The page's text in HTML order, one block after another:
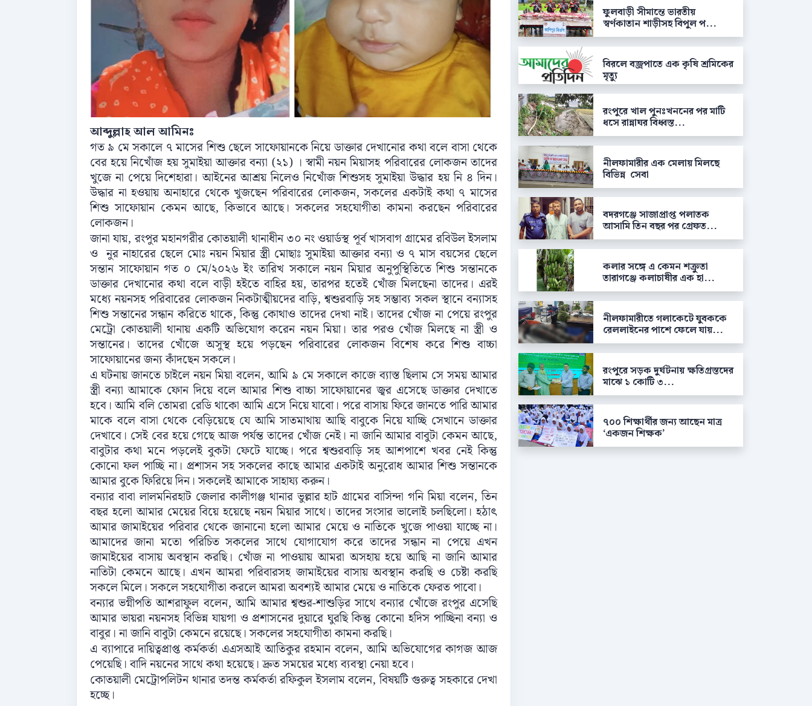
আব্দুল্লাহ আল আমিনঃ
গত ৯ মে সকালে ৭ মাসের শিশু ছেলে সাফোয়ানকে নিয়ে ডাক্তার দেখানোর কথা বলে বাসা থেকে
বের হয়ে নিখোঁজ হয় সুমাইয়া আক্তার বন্যা (২১) । স্বামী নয়ন মিয়াসহ পরিবারের লোকজন তাদের
খুজে না পেয়ে দিশেহারা। আইনের আশ্রয় নিলেও নিখোঁজ শিশুসহ সুমাইয়া উদ্ধার হয় নি ৪ দিন।
উদ্ধার না হওয়ায় অনাহারে থেকে খুজছেন পরিবারের লোকজন, সকলের একটাই কথা ৭ মাসের
শিশু সাফোয়ান কেমন আছে, কিভাবে আছে। সকলের সহযোগীতা কামনা করছেন পরিবারের
লোকজন।
জানা যায়, রংপুর মহানগরীর কোতয়ালী থানাধীন ৩০ নং ওয়ার্ডস্থ পূর্ব খাসবাগ গ্রামের রবিউল ইসলাম
ও নুর নাহারের ছেলে মোঃ নয়ন মিয়ার স্ত্রী মোছাঃ সুমাইয়া আক্তার বন্যা ও ৭ মাস বয়সের ছেলে
সন্তান সাফোয়ান গত ০ মে/২০২৬ ইং তারিখ সকালে নয়ন মিয়ার অনুপুস্থিতিতে শিশু সন্তানকে
ডাক্তার দেখানোর কথা বলে বাড়ী হইতে বাহির হয়, তারপর হতেই খোঁজ মিলছেনা তাদের। এরই
মধ্যে নয়নসহ পরিবারের লোকজন নিকটাত্মীয়দের বাড়ি, শ্বশুরবাড়ি সহ সম্ভাব্য সকল স্থানে বন্যাসহ
শিশু সন্তানের সন্ধান করিতে থাকে, কিন্তু কোথাও তাদের দেখা নাই। তাদের খোঁজ না পেয়ে রংপুর
মেট্রো কোতয়ালী থানায় একটি অভিযোগ করেন নয়ন মিয়া। তার পরও খোঁজ মিলছে না স্ত্রী ও
সন্তানের। তাদের খোঁজে অসুস্থ হয়ে পড়ছেন পরিবারের লোকজন বিশেষ করে শিশু বাচ্চা
সাফোয়ানের জন্য কাঁদছেন সকলে।
এ ঘটনায় জানতে চাইলে নয়ন মিয়া বলেন, আমি ৯ মে সকালে কাজে ব্যাস্ত ছিলাম সে সময় আমার
স্ত্রী বন্যা আমাকে ফোন দিয়ে বলে আমার শিশু বাচ্চা সাফোয়ানের জ্বর এসেছে ডাক্তার দেখাতে
হবে। আমি বলি তোমরা রেডি থাকো আমি এসে নিয়ে যাবো। পরে বাসায় ফিরে জানতে পারি আমার
মাকে বলে বাসা থেকে বেড়িয়েছে যে আমি সাতমাথায় আছি বাবুকে নিয়ে যাচ্ছি সেখানে ডাক্তার
দেখাবে। সেই বের হয়ে গেছে আজ পর্যন্ত তাদের খোঁজ নেই। না জানি আমার বাবুটা কেমন আছে,
বাবুটার কথা মনে পড়লেই বুকটা ফেটে যাচ্ছে। পরে শ্বশুরবাড়ি সহ আশপাশে খবর নেই কিন্তু
কোনো ফল পাচ্ছি না। প্রশাসন সহ সকলের কাছে আমার একটাই অনুরোধ আমার শিশু সন্তানকে
আমার বুকে ফিরিয়ে দিন। সকলেই আমাকে সাহায্য করুন।
বন্যার বাবা লালমনিরহাট জেলার কালীগঞ্জ থানার ভুল্লার হাট গ্রামের বাসিন্দা গনি মিয়া বলেন, তিন
বছর হলো আমার মেয়ের বিয়ে হয়েছে নয়ন মিয়ার সাথে। তাদের সংসার ভালোই চলছিলো। হঠাৎ
আমার জামাইয়ের পরিবার থেকে জানানো হলো আমার মেয়ে ও নাতিকে খুজে পাওয়া যাচ্ছে না।
আমাদের জানা মতো পরিচিত সকলের সাথে যোগাযোগ করে তাদের সন্ধান না পেয়ে এখন
জামাইয়ের বাসায় অবস্থান করছি। খোঁজ না পাওয়ায় আমরা অসহায় হয়ে আছি না জানি আমার
নাতিটা কেমনে আছে। এখন আমরা পরিবারসহ জামাইয়ের বাসায় অবস্থান করছি ও চেষ্টা করছি
সকলে মিলে। সকলে সহযোগীতা করলে আমরা অবশ্যই আমার মেয়ে ও নাতিকে ফেরত পাবো।
বন্যার ভগ্নীপতি আশরাফুল বলেন, আমি আমার শ্বশুর-শাশুড়ির সাথে বন্যার খোঁজে রংপুর এসেছি
আমার ভায়রা নয়নসহ বিভিন্ন যায়গা ও প্রশাসনের দুয়ারে ঘুরছি কিন্তু কোনো হদিস পাচ্ছিনা বন্যা ও
বাবুর। না জানি বাবুটা কেমনে রয়েছে। সকলের সহযোগীতা কামনা করছি।
এ ব্যাপারে দায়িত্বপ্রাপ্ত কর্মকর্তা এএসআই আতিকুর রহমান বলেন, আমি অভিযোগের কাগজ আজ
পেয়েছি। বাদি নয়নের সাথে কথা হয়েছে। দ্রুত সময়ের মধ্যে ব্যবস্থা নেয়া হবে।
কোতয়ালী মেট্রোপলিটন থানার তদন্ত কর্মকর্তা রফিকুল ইসলাম বলেন, বিষয়টি গুরুত্ব সহকারে দেখা
হচ্ছে।
ফুলবাড়ী সীমান্তে ভারতীয়
স্বর্ণকাতান শাড়ীসহ বিপুল প...
বিরলে বজ্রপাতে এক কৃষি শ্রমিকের
মৃত্যু
রংপুরে খাল পুনঃখননের পর মাটি
ধসে রান্নাঘর বিধ্বস্ত...
নীলফামারীর এক মেলায় মিলছে
বিভিন্ন সেবা
বদরগঞ্জে সাজাপ্রাপ্ত পলাতক
আসামি তিন বছর পর গ্রেফত...
কলার সঙ্গে এ কেমন শক্রুতা
তারাগঞ্জে কলাচাষীর এক হা...
নীলফামারীতে গলাকেটে যুবককে
রেললাইনের পাশে ফেলে যায়...
রংপুরে সড়ক দুর্ঘটনায় ক্ষতিগ্রস্তদের
মাঝে ১ কোটি ৩...
৭০০ শিক্ষার্থীর জন্য আছেন মাত্র
‘একজন শিক্ষক’